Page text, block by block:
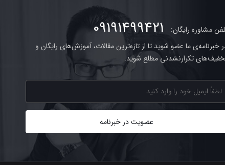
مشاوره رایگان: 09191499421
خبرنامه‌ی ما عضو شوید تا از تازه‌ترین مقالات، آموزش‌های رایگان و
تکرارنشدنی مطلع شوید.